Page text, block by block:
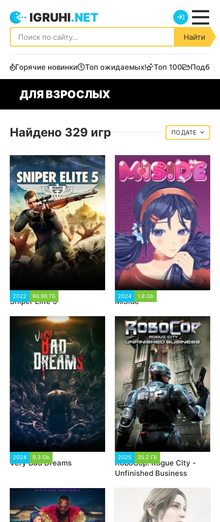
IGRUHI.NET
Найти
Горячие новинки Топ ожидаемых! Топ 100
ДЛЯ ВЗРОСЛЫХ
Найдено 329 игр ДАТЕ
2022 86.96 ГБ
Sniper Elite 5
2024 1.8 Gb
MiSide
2024 9.3 Gb
Very Bad Dreams
2025 35.2 ГБ
RoboCop: Rogue City -
Unfinished Business